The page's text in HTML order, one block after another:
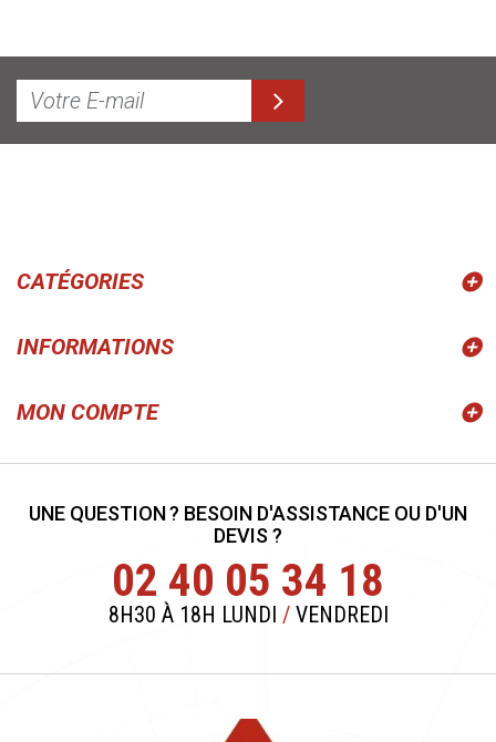
CATÉGORIES
INFORMATIONS
MON COMPTE
UNE QUESTION ? BESOIN D'ASSISTANCE OU D'UN
DEVIS ?
02 40 05 34 18
8H30 À 18H LUNDI /VENDREDI